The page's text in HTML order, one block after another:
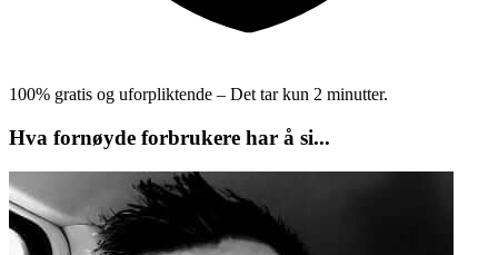
100% gratis og uforpliktende – Det tar kun 2 minutter.
Hva fornøyde forbrukere har å si...